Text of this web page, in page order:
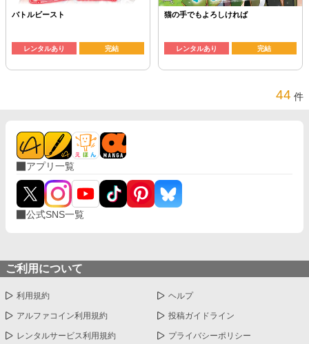
バトルビースト
レンタルあり 完結
猫の手でもよろしければ
レンタルあり 完結
44 件
アプリ一覧
公式SNS一覧
ご利用について
利用規約 ヘルプ
アルファコイン利用規約 投稿ガイドライン
レンタルサービス利用規約 プライバシーポリシー